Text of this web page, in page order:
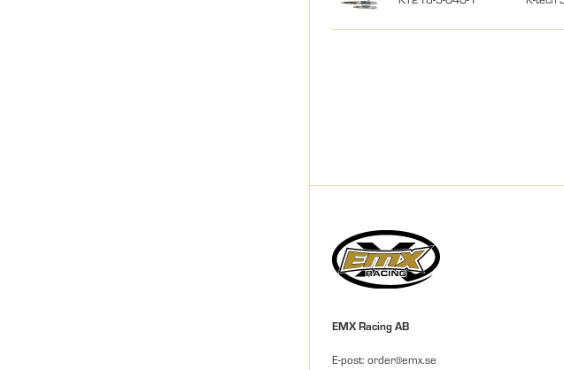
EMX Racing AB
E-post: order@emx.se